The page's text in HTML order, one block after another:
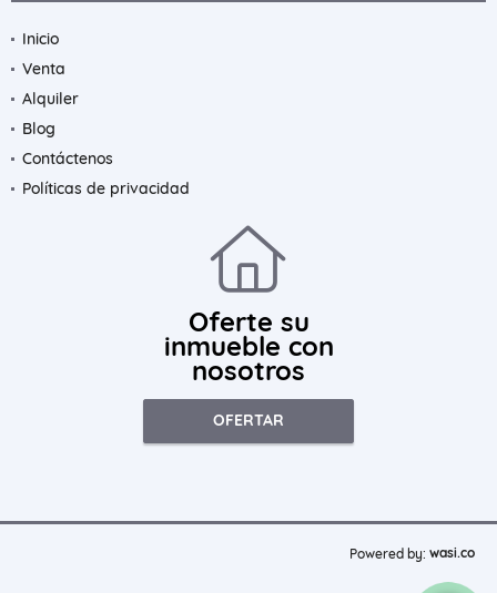
Inicio
Venta
Alquiler
Blog
Contáctenos
Políticas de privacidad
Oferte su
inmueble con
nosotros
OFERTAR
Powered by: wasi.co